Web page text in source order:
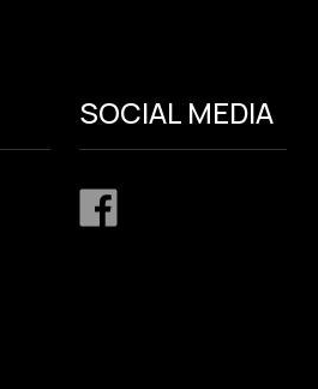
SOCIAL MEDIA